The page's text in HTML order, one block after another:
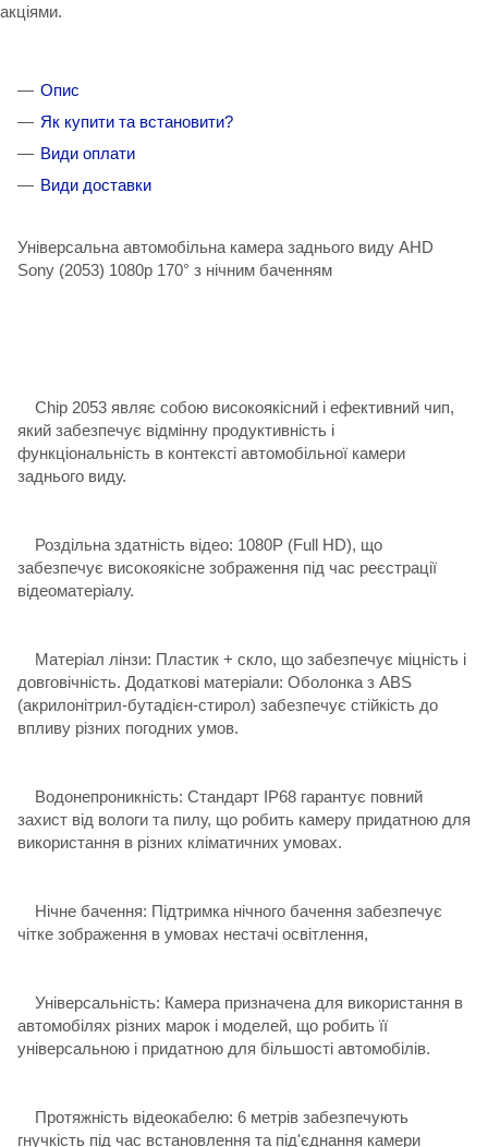
акціями.
Опис
Як купити та встановити?
Види оплати
Види доставки
Універсальна автомобільна камера заднього виду AHD
Sony (2053) 1080p 170° з нічним баченням
Chip 2053 являє собою високоякісний і ефективний чип,
який забезпечує відмінну продуктивність і
функціональність в контексті автомобільної камери
заднього виду.
Роздільна здатність відео: 1080P (Full HD), що
забезпечує високоякісне зображення під час реєстрації
відеоматеріалу.
Матеріал лінзи: Пластик + скло, що забезпечує міцність і
довговічність. Додаткові матеріали: Оболонка з ABS
(акрилонітрил-бутадієн-стирол) забезпечує стійкість до
впливу різних погодних умов.
Водонепроникність: Стандарт IP68 гарантує повний
захист від вологи та пилу, що робить камеру придатною для
використання в різних кліматичних умовах.
Нічне бачення: Підтримка нічного бачення забезпечує
чітке зображення в умовах нестачі освітлення,
Універсальність: Камера призначена для використання в
автомобілях різних марок і моделей, що робить її
універсальною і придатною для більшості автомобілів.
Протяжність відеокабелю: 6 метрів забезпечують
гнучкість під час встановлення та під'єднання камери